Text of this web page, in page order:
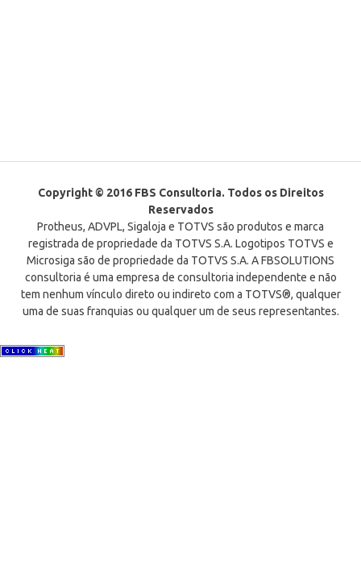
Copyright © 2016 FBS Consultoria. Todos os Direitos
Reservados
Protheus, ADVPL, Sigaloja e TOTVS são produtos e marca
registrada de propriedade da TOTVS S.A. Logotipos TOTVS e
Microsiga são de propriedade da TOTVS S.A. A FBSOLUTIONS
consultoria é uma empresa de consultoria independente e não
tem nenhum vínculo direto ou indireto com a TOTVS®, qualquer
uma de suas franquias ou qualquer um de seus representantes.